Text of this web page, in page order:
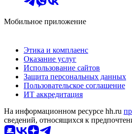
Мобильное приложение
Этика и комплаенс
Оказание услуг
Использование сайтов
Защита персональных данных
Пользовательское соглашение
ИТ аккредитация
На информационном ресурсе hh.ru
сведений, относящихся к